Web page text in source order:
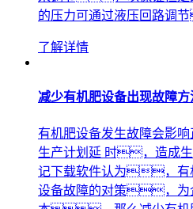
的压力可通过液压回路调
了解详情
减少有机肥设备出现故障
有机肥设备发生故障会影
生产计划延 时，造
记下载软件认为，有
设备故障的对策，为